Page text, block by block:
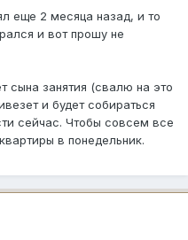
еще 2 месяца назад, и то
и вот прошу не
сына занятия (свалю на это
и будет собираться
сейчас. Чтобы совсем все
в понедельник.